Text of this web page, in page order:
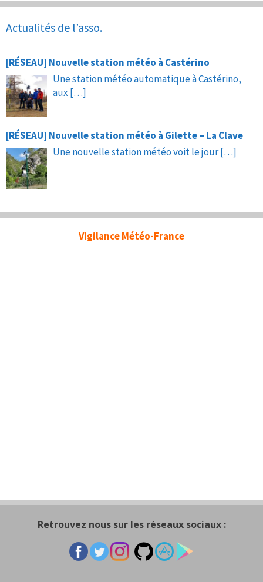
Actualités de l’asso.
[RÉSEAU] Nouvelle station météo à Castérino
Une station météo automatique à Castérino,
aux […]
[RÉSEAU] Nouvelle station météo à Gilette – La Clave
Une nouvelle station météo voit le jour[…]
Vigilance Météo-France
Retrouvez nous sur les réseaux sociaux :